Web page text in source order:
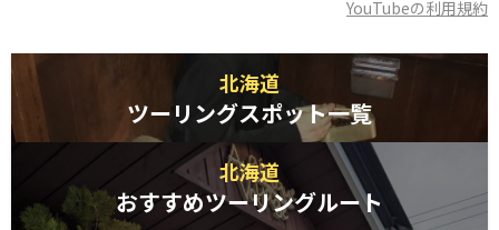
YouTubeの利用規約
北海道
ツーリングスポット一覧
北海道
おすすめツーリングルート